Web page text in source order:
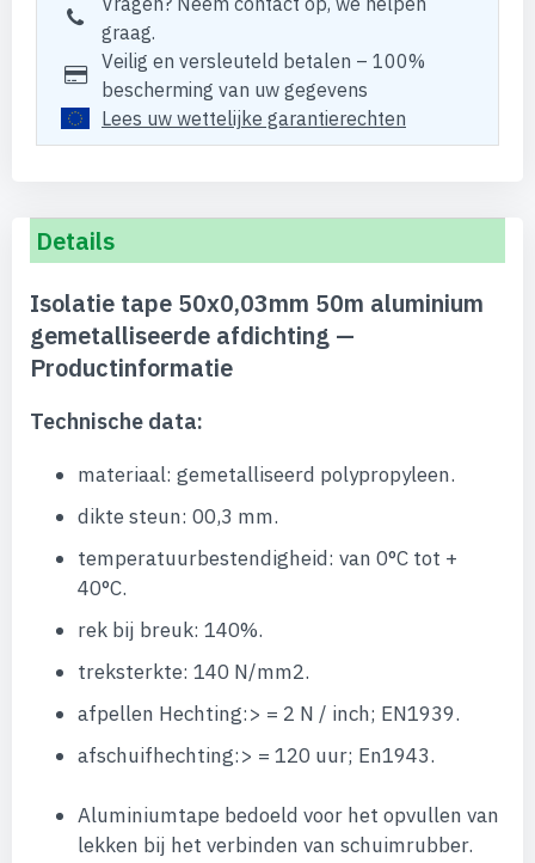
graag.
Veilig en versleuteld betalen – 100%
bescherming van uw gegevens
Lees uw wettelijke garantierechten
Details
Isolatie tape 50x0,03mm 50m aluminium
gemetalliseerde afdichting —
Productinformatie
Technische data:
materiaal: gemetalliseerd polypropyleen.
dikte steun: 00,3 mm.
temperatuurbestendigheid: van 0°C tot +
40°C.
rek bij breuk: 140%.
treksterkte: 140 N/mm2.
afpellen Hechting:> = 2 N / inch; EN1939.
afschuifhechting:> = 120 uur; En1943.
Aluminiumtape bedoeld voor het opvullen van
lekken bij het verbinden van schuimrubber.